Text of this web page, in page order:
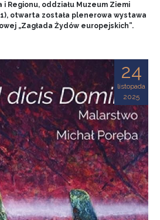
i Regionu, oddziału Muzeum Ziemi
otwarta została plenerowa wystawa
„Zagłada Żydów europejskich”.
24
listopada
2025